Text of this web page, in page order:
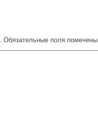
Обязательные поля помечены